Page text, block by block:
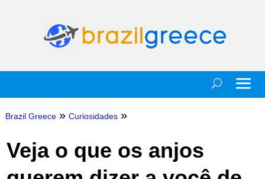
Brazil Greece » Curiosidades »
Veja o que os anjos